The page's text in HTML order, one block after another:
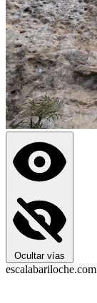
Ocultar vías
escalabariloche.com